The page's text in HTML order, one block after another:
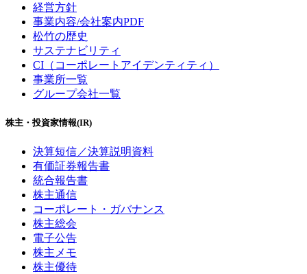
経営方針
事業内容/会社案内PDF
松竹の歴史
サステナビリティ
CI（コーポレートアイデンティティ）
事業所一覧
グループ会社一覧
株主・投資家情報(IR)
決算短信／決算説明資料
有価証券報告書
統合報告書
株主通信
コーポレート・ガバナンス
株主総会
電子公告
株主メモ
株主優待